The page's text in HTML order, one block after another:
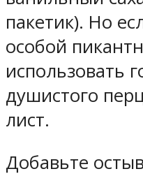
пакетик). Но
особой
использовать
душистого
лист.
Добавьте